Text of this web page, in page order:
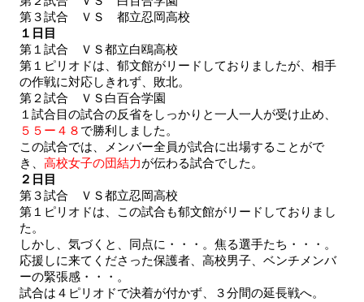
第３試合　ＶＳ　都立忍岡高校
１日目
第１試合　ＶＳ都立白鴎高校
第１ピリオドは、郁文館がリードしておりましたが、相手
の作戦に対応しきれず、敗北。
第２試合　ＶＳ白百合学園
１試合目の試合の反省をしっかりと一人一人が受け止め、
５５ー４８ で勝利しました。
この試合では、メンバー全員が試合に出場することがで
き、 高校女子の団結力が伝わる試合でした。
２日目
第３試合　ＶＳ都立忍岡高校
第１ピリオドは、この試合も郁文館がリードしておりまし
た。
しかし、気づくと、同点に・・・。焦る選手たち・・・。
応援しに来てくださった保護者、高校男子、ベンチメンバ
ーの緊張感・・・。
試合は４ピリオドで決着が付かず、３分間の延長戦へ。